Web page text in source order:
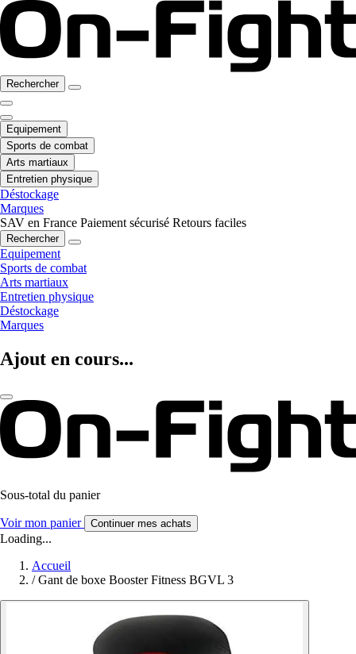
Rechercher
Equipement
Sports de combat
Arts martiaux
Entretien physique
Déstockage
Marques
SAV en France Paiement sécurisé Retours faciles
Rechercher
Equipement
Sports de combat
Arts martiaux
Entretien physique
Déstockage
Marques
Ajout en cours...
Sous-total du panier
Voir mon panier Continuer mes achats
Loading...
Accueil
/ Gant de boxe Booster Fitness BGVL 3